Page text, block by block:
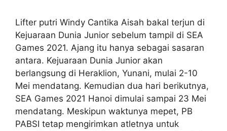
Lifter putri Windy Cantika Aisah bakal terjun di
Kejuaraan Dunia Junior sebelum tampil di SEA
Games 2021. Ajang itu hanya sebagai sasaran
antara. Kejuaraan Dunia Junior akan
berlangsung di Heraklion, Yunani, mulai 2-10
Mei mendatang. Kemudian dua hari berikutnya,
SEA Games 2021 Hanoi dimulai sampai 23 Mei
mendatang. Meskipun waktunya mepet, PB
PABSI tetap mengirimkan atletnya untuk